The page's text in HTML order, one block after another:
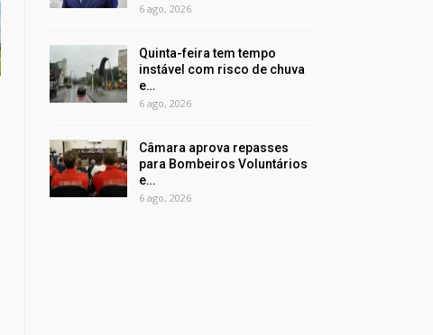
6 ago, 2026
Quinta-feira tem tempo
instável com risco de chuva
e…
6 ago, 2026
Câmara aprova repasses
para Bombeiros Voluntários
e…
6 ago, 2026